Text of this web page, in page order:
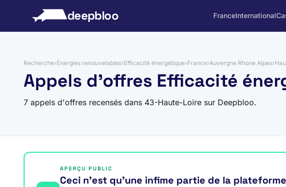
deepbloo FranceInternational
Recherche›Énergies renouvelables›Efficacité énergétique›France›Auvergne Rhone Alpes›
Appels d'offres Efficacité
7 appels d'offres recensés dans 43-Haute-Loire sur Deepbloo.
APERÇU PUBLIC
Ceci n’est qu’une infime partie de la plateforme